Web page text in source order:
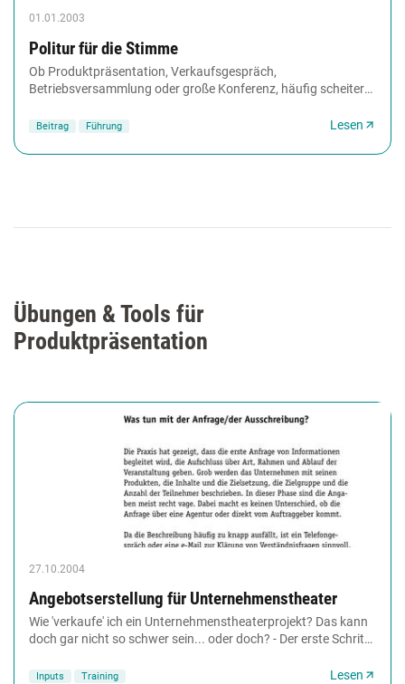
01.01.2003
Politur für die Stimme
Ob Produktpräsentation, Verkaufsgespräch,
Betriebsversammlung oder große Konferenz, häufig scheitert
Beitrag Führung Lesen
Übungen & Tools für
Produktpräsentation
27.10.2004
Angebotserstellung für Unternehmenstheater
Wie 'verkaufe' ich ein Unternehmenstheaterprojekt? Das kann
doch gar nicht so schwer sein... oder doch? - Der erste Schritt
Inputs Training Lesen